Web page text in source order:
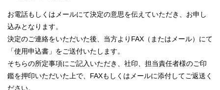
お電話もしくはメールにて決定の意思を伝えていただき、お申し
込みとなります。
決定のご連絡をいただいた後、当方よりFAX（またはメール）にて
「使用申込書」をご送付いたします。
そちらの所定事項にご記入いただき、社印、担当責任者様のご印
鑑を押印いただいた上で、FAXもしくはメールに添付してご返送く
ださい。